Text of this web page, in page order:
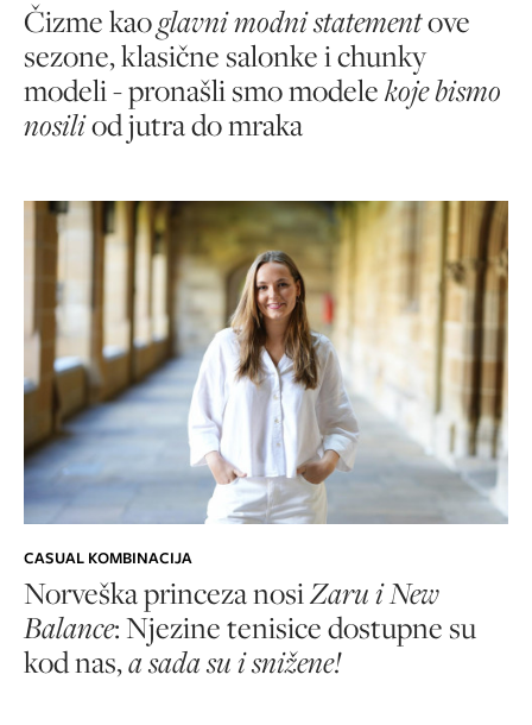
Čizme kaoglavni modni statementove
sezone, klasične salonke i chunky
modeli - pronašli smo modelekoje bismo
nosiliod jutra do mraka
CASUAL KOMBINACIJA
Norveška princeza nosiZaru i New
Balance: Njezine tenisice dostupne su
kod nas,a sada su i snižene!